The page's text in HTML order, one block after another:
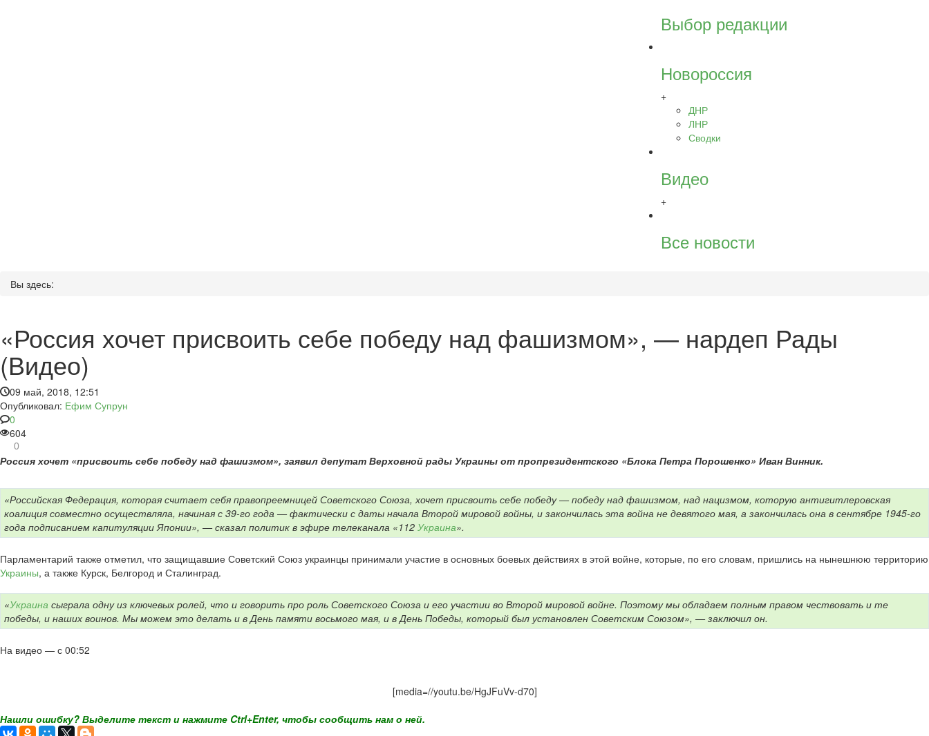
Выбор редакции
Новороссия
+
ДНР
ЛНР
Сводки
Видео
+
Все новости
Вы здесь:
«Россия хочет присвоить себе победу над фашизмом», — нардеп Рады
(Видео)
09 май, 2018, 12:51
Опубликовал: Ефим Супрун
0
604
0
Россия хочет «присвоить себе победу над фашизмом», заявил депутат Верховной рады Украины от пропрезидентского «Блока Петра Порошенко» Иван Винник.
«Российская Федерация, которая считает себя правопреемницей Советского Союза, хочет присвоить себе победу — победу над фашизмом, над нацизмом, которую антигитлеровская
коалиция совместно осуществляла, начиная с 39-го года — фактически с даты начала Второй мировой войны, и закончилась эта война не девятого мая, а закончилась она в сентябре 1945-го
года подписанием капитуляции Японии», — сказал политик в эфире телеканала «112 Украина».
Парламентарий также отметил, что защищавшие Советский Союз украинцы принимали участие в основных боевых действиях в этой войне, которые, по его словам, пришлись на нынешнюю территорию
Украины, а также Курск, Белгород и Сталинград.
«Украина сыграла одну из ключевых ролей, что и говорить про роль Советского Союза и его участии во Второй мировой войне. Поэтому мы обладаем полным правом чествовать и те
победы, и наших воинов. Мы можем это делать и в День памяти восьмого мая, и в День Победы, который был установлен Советским Союзом», — заключил он.
На видео — с 00:52
[media=//youtu.be/HgJFuVv-d70]
Нашли ошибку? Выделите текст и нажмите Ctrl+Enter, чтобы сообщить нам о ней.